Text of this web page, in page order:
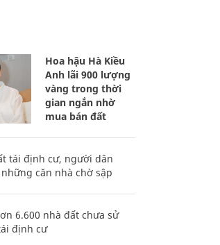
Hoa hậu Hà Kiều
Anh lãi 900 lượng
vàng trong thời
gian ngắn nhờ
mua bán đất
tái định cư, người dân
căn nhà chờ sập
6.600 nhà đất chưa sử
định cư